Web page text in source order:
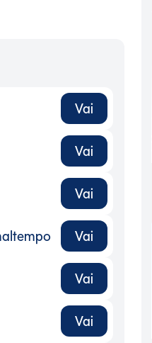
Vai
Vai
Vai
Vai
Vai
Vai